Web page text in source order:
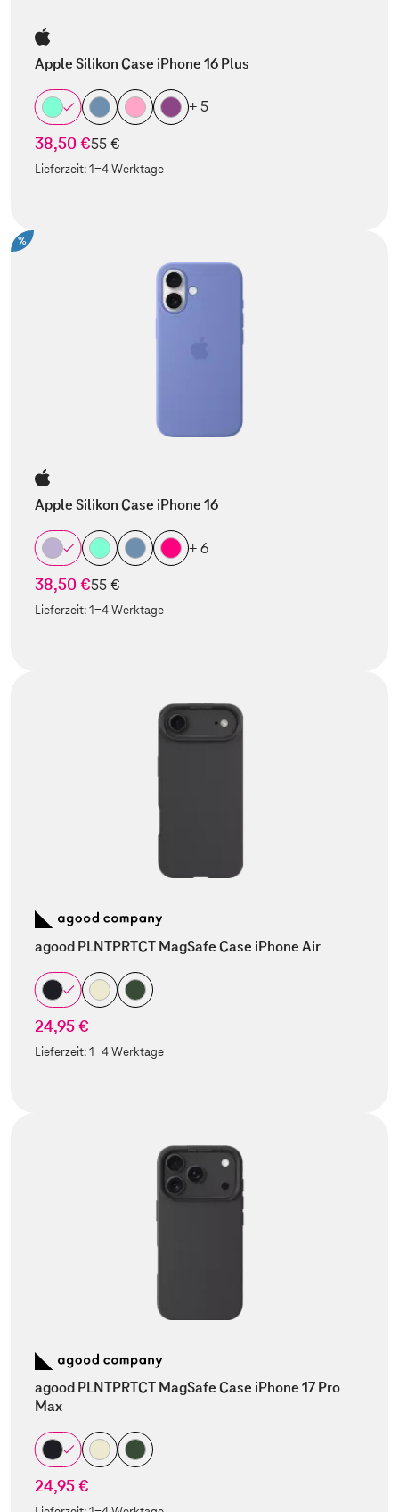
Apple Silikon Case iPhone 16 Plus
+ 5
38,50 €statt
55 €
Lieferzeit:1-4 Werktage
%
Apple Silikon Case iPhone 16
+ 6
38,50 €statt
55 €
Lieferzeit:1-4 Werktage
agood PLNTPRTCT MagSafe Case iPhone Air
24,95 €
Lieferzeit:1-4 Werktage
agood PLNTPRTCT MagSafe Case iPhone 17 Pro
Max
24,95 €